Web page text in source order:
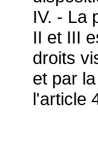
IV. - La
II et III
droits
et par
l'article